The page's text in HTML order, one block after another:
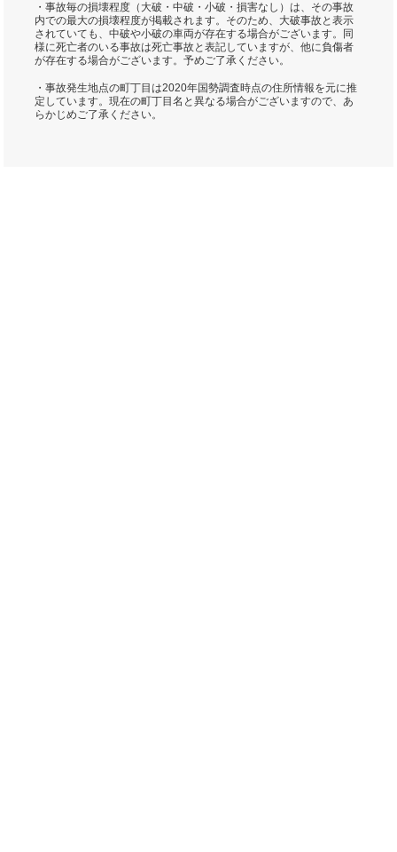
・事故毎の損壊程度（大破・中破・小破・損害なし）は、その事故
内での最大の損壊程度が掲載されます。そのため、大破事故と表示
されていても、中破や小破の車両が存在する場合がございます。同
様に死亡者のいる事故は死亡事故と表記していますが、他に負傷者
が存在する場合がございます。予めご了承ください。
・事故発生地点の町丁目は2020年国勢調査時点の住所情報を元に推
定しています。現在の町丁目名と異なる場合がございますので、あ
らかじめご了承ください。